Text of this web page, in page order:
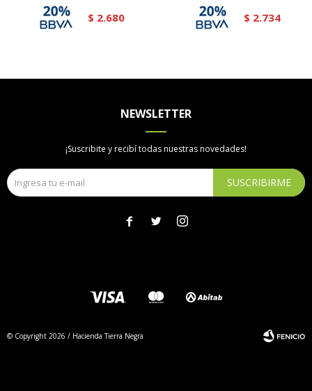
$ 2.680 $ 2.734
NEWSLETTER
¡Suscribite y recibí todas nuestras novedades!
SUSCRIBIRME
  
© Copyright 2026 / Hacienda Tierra Negra